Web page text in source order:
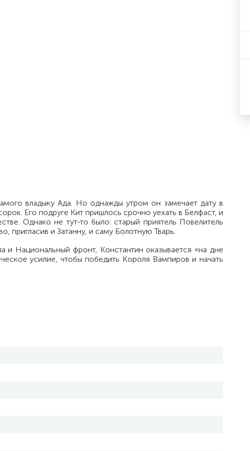
владыку Ада. Но однажды утром он замечает дату в
Его подруге Кит пришлось срочно уехать в Белфаст, и
Однако не тут-то было: старый приятель Повелитель
пригласив и Затанну, и саму Болотную Тварь.
и Национальный фронт, Константин оказывается «на дне
усилие, чтобы победить Короля Вампиров и начать